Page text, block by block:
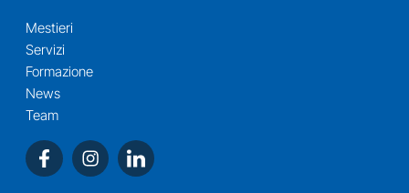
Mestieri
Servizi
Formazione
News
Team